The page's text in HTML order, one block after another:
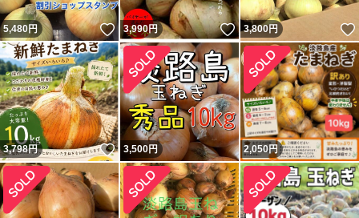
5,480円 いいね！
3,990円 いいね！
3,800円
3,798円 いいね！
3,500円 2,050円